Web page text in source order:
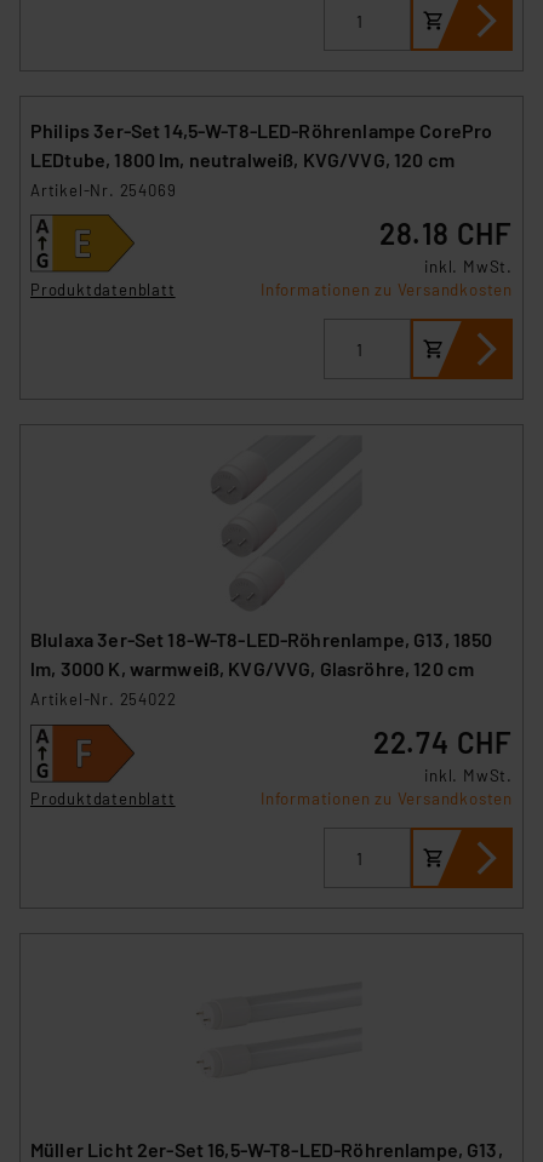
Philips 3er-Set 14,5-W-T8-LED-Röhrenlampe CorePro
LEDtube, 1800 lm, neutralweiß, KVG/VVG, 120 cm
Artikel-Nr. 254069
Produktdatenblatt
28.18 CHF
inkl. MwSt.
Informationen zu Versandkosten
Blulaxa 3er-Set 18-W-T8-LED-Röhrenlampe, G13, 1850
lm, 3000 K, warmweiß, KVG/VVG, Glasröhre, 120 cm
Artikel-Nr. 254022
Produktdatenblatt
22.74 CHF
inkl. MwSt.
Informationen zu Versandkosten
Müller Licht 2er-Set 16,5-W-T8-LED-Röhrenlampe, G13,